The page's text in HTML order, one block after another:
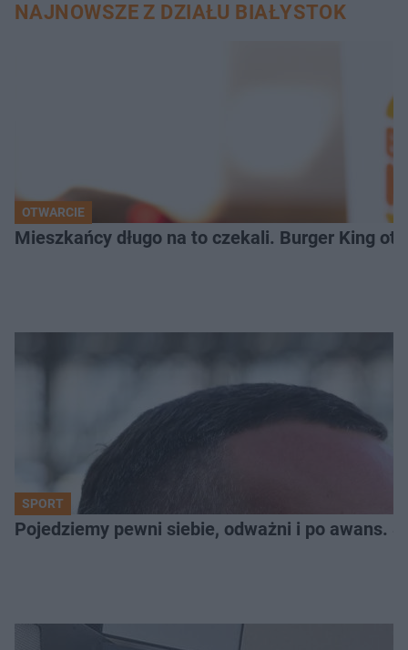
NAJNOWSZE Z DZIAŁU BIAŁYSTOK
OTWARCIE
Mieszkańcy długo na to czekali. Burger King
SPORT
Pojedziemy pewni siebie, odważni i po awans.